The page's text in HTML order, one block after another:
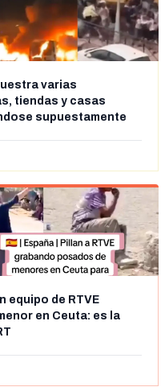
varias
tiendas y casas
supuestamente
equipo de RTVE
en Ceuta: es la